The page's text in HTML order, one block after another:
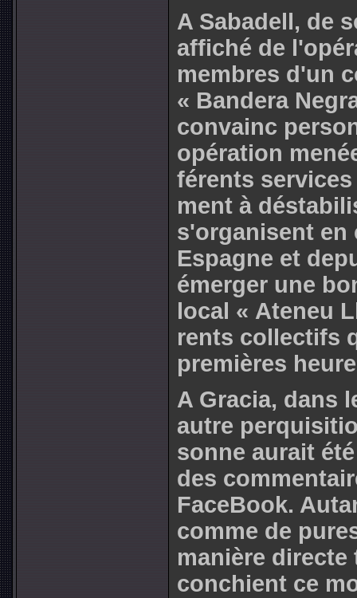
A Sabadell, de
affi­ché de
mem­bres d'un
« Bandera
convainc
opé­ra­tion
fé­rents
ment à
s'orga­ni­sent en
Espagne et
émerger une
local « Ateneu
rents col­lec­tifs
pre­miè­res
A Gracia, dans
autre
sonne aurait
des
FaceBook.
comme de
manière
conchient ce